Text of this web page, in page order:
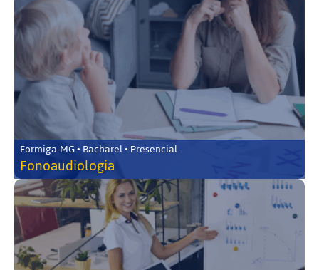
Formiga-MG • Bacharel • Presencial
Fonoaudiologia